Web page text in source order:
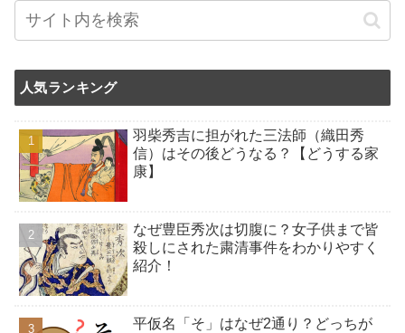
人気ランキング
羽柴秀吉に担がれた三法師（織田秀
信）はその後どうなる？【どうする家
康】
なぜ豊臣秀次は切腹に？女子供まで皆
殺しにされた粛清事件をわかりやすく
紹介！
平仮名「そ」はなぜ2通り？どっちが